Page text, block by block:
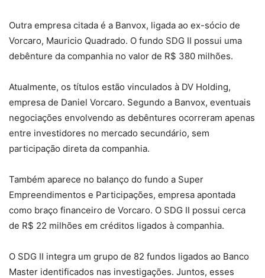
Outra empresa citada é a Banvox, ligada ao ex-sócio de
Vorcaro, Mauricio Quadrado. O fundo SDG II possui uma
debênture da companhia no valor de R$ 380 milhões.
Atualmente, os títulos estão vinculados à DV Holding,
empresa de Daniel Vorcaro. Segundo a Banvox, eventuais
negociações envolvendo as debêntures ocorreram apenas
entre investidores no mercado secundário, sem
participação direta da companhia.
Também aparece no balanço do fundo a Super
Empreendimentos e Participações, empresa apontada
como braço financeiro de Vorcaro. O SDG II possui cerca
de R$ 22 milhões em créditos ligados à companhia.
O SDG II integra um grupo de 82 fundos ligados ao Banco
Master identificados nas investigações. Juntos, esses